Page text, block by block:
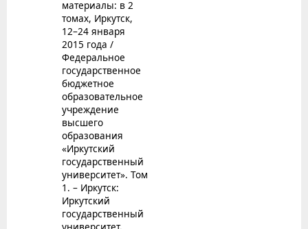
материалы: в 2
томах, Иркутск,
12–24 января
2015 года /
Федеральное
государственное
бюджетное
образовательное
учреждение
высшего
образования
«Иркутский
государственный
университет». Том
1. – Иркутск:
Иркутский
государственный